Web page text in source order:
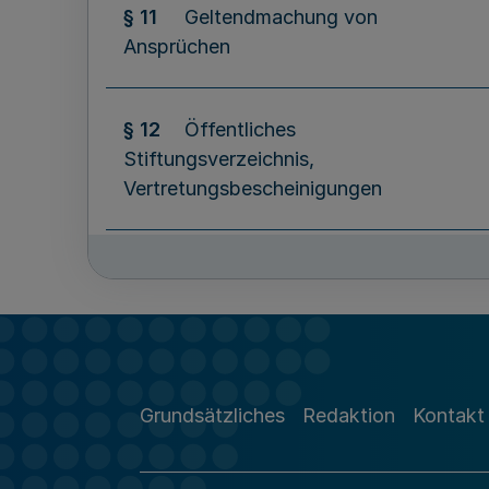
§ 11
Geltendmachung von
Ansprüchen
§ 12
Öffentliches
Stiftungsverzeichnis,
Vertretungsbescheinigungen
Grundsätzliches Redaktion Kontakt